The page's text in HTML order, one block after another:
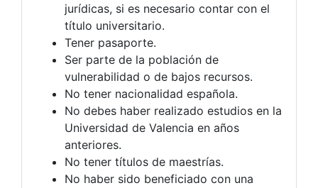
jurídicas, si es necesario contar con el
título universitario.
Tener pasaporte.
Ser parte de la población de
vulnerabilidad o de bajos recursos.
No tener nacionalidad española.
No debes haber realizado estudios en la
Universidad de Valencia en años
anteriores.
No tener títulos de maestrías.
No haber sido beneficiado con una